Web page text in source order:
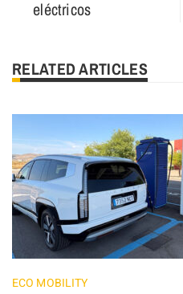
eléctricos
RELATED ARTICLES
ECO MOBILITY